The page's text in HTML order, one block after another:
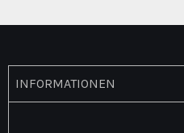
INFORMATIONEN